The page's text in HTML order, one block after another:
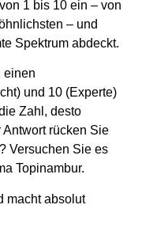
1 bis 10 ein – von
– und
Spektrum abdeckt.
einen
und 10 (Experte)
Zahl, desto
rücken Sie
Versuchen Sie es
Topinambur.
macht absolut